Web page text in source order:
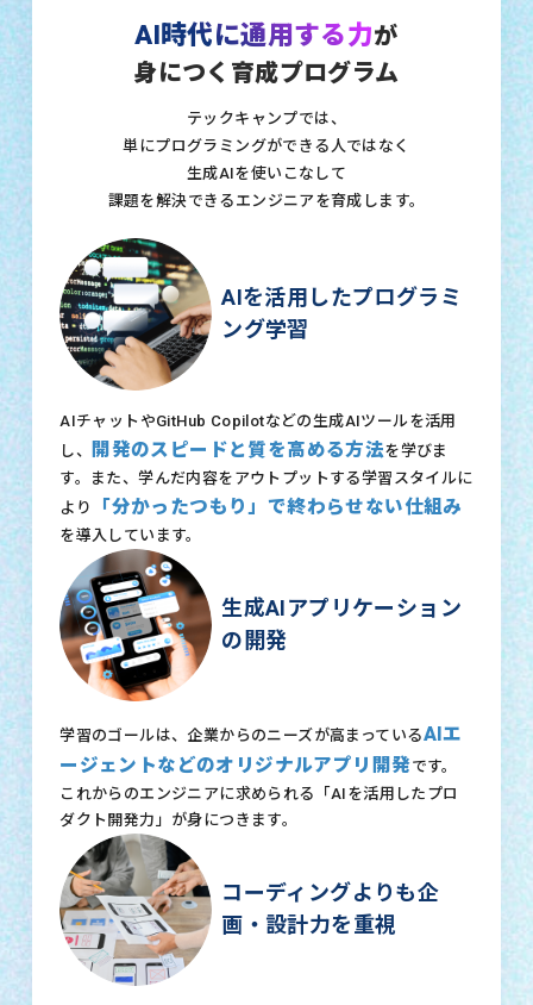
AI時代に通用する力が
身につく育成プログラム
テックキャンプでは、
単にプログラミングができる人ではなく
生成AIを使いこなして
課題を解決できるエンジニアを育成します。
AIを活用したプログラミ
ング学習
AIチャットやGitHub Copilotなどの生成AIツールを活用
し、
開発のスピードと質を高める方法を学びま
す。また、学んだ内容をアウトプットする学習スタイルに
より
「分かったつもり」で終わらせない仕組み
を導入しています。
生成AIアプリケーション
の開発
学習のゴールは、企業からのニーズが高まっているAIエ
ージェントなどのオリジナルアプリ開発です。
これからのエンジニアに求められる「AIを活用したプロ
ダクト開発力」が身につきます。
コーディングよりも企
画・設計力を重視